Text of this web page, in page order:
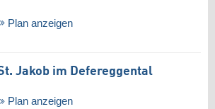
Plan anzeigen
Jakob im Defereggental
Plan anzeigen